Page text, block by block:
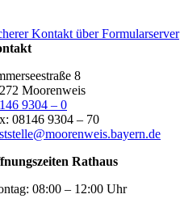
Kontakt über Formularserver
8
Moorenweis
9304 – 0
08146 9304 – 70
Rathaus
08:00 – 12:00 Uhr